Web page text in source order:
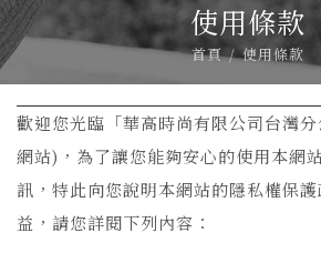
使用條款
首頁 使用條款
歡迎您光臨「華高時尚有限公司台灣
網站)，為了讓您能夠安心的使用本網
訊，特此向您說明本網站的隱私權保
益，請您詳閱下列內容：